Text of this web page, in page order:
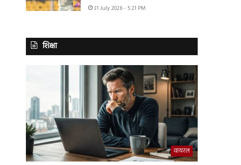
31 July 2026 - 5:21 PM
शिक्षा
वायरल